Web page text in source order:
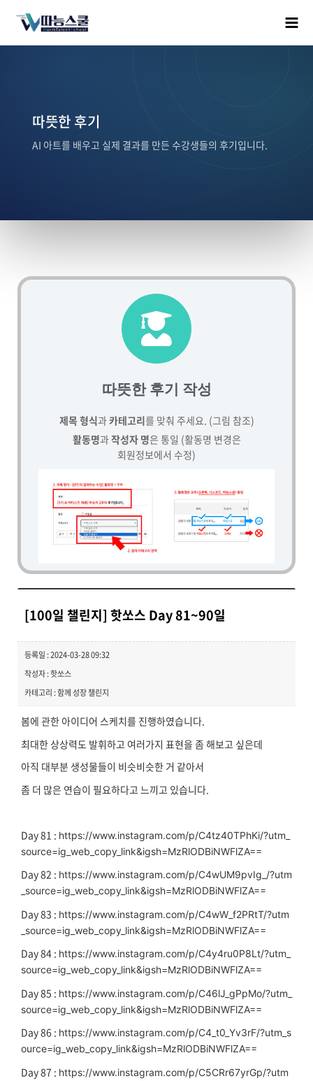
따뜻한 후기
AI 아트를 배우고 실제 결과를 만든 수강생들의 후기입니다.
따뜻한 후기 작성
제목 형식과카테고리를 맞춰 주세요. (그림 참조)
활동명과작성자 명은 통일 (활동명 변경은
회원정보에서 수정)
[100일 챌린지] 핫쏘스 Day 81~90일
등록일 : 2024-03-28 09:32
작성자 : 핫쏘스
카테고리 : 함께 성장 챌린지
봄에 관한 아이디어 스케치를 진행하였습니다.
최대한 상상력도 발휘하고 여러가지 표현을 좀 해보고 싶은데
아직 대부분 생성물들이 비슷비슷한 거 같아서
좀 더 많은 연습이 필요하다고 느끼고 있습니다.
Day 81 : https://www.instagram.com/p/C4tz40TPhKi/?utm_
source=ig_web_copy_link&igsh=MzRlODBiNWFlZA==
Day 82 : https://www.instagram.com/p/C4wUM9pvIg_/?utm
_source=ig_web_copy_link&igsh=MzRlODBiNWFlZA==
Day 83 : https://www.instagram.com/p/C4wW_f2PRtT/?utm
_source=ig_web_copy_link&igsh=MzRlODBiNWFlZA==
Day 84 : https://www.instagram.com/p/C4y4ru0P8Lt/?utm_
source=ig_web_copy_link&igsh=MzRlODBiNWFlZA==
Day 85 : https://www.instagram.com/p/C46lJ_gPpMo/?utm_
source=ig_web_copy_link&igsh=MzRlODBiNWFlZA==
Day 86 : https://www.instagram.com/p/C4_t0_Yv3rF/?utm_s
ource=ig_web_copy_link&igsh=MzRlODBiNWFlZA==
Day 87 : https://www.instagram.com/p/C5CRr67yrGp/?utm